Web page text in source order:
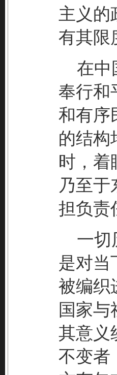
主义的
有其限
在中
奉行和
和有序
的结构
时，着
乃至
担负责
一切
是对当
被编织
国家
其意义
不变者